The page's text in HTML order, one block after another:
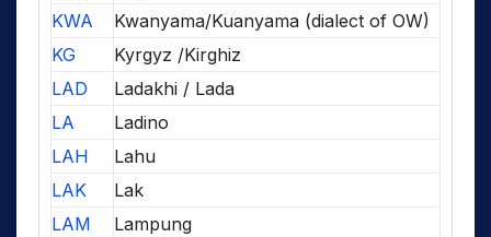
KWA
Kwanyama/Kuanyama (dialect of OW)
KG
Kyrgyz /Kirghiz
LAD
Ladakhi / Lada
LA
Ladino
LAH
Lahu
LAK
Lak
LAM
Lampung